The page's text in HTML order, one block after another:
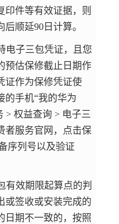
印件等有效证据，则
顺延90日计算。
电子三包凭证，且您
预估保修截止日期作
证作为保修凭证使
的手机“我的华为
> 权益查询 > 电子三
者服务官网，点击保
序列号以及验证
有效期限起算点的判
或签收或安装完成的
日期不一致的，按照